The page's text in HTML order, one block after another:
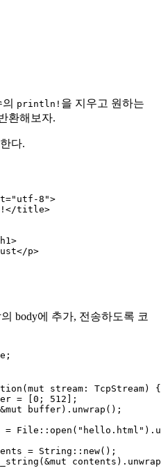
println! 을 지우고 원하는
환해보자.
다.
=" utf-8 ">
</title>
h1>
</p>
body에 추가, 전송하도록 코
( mut stream :
TcpStream) {
= 0 ; 512 ];
&mut buffer) . unwrap ();
= File :: open ( " hello.html " ) .
= String :: new();
( &mut contents ) . unwrap